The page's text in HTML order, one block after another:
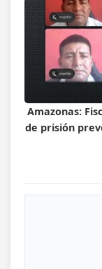
Amazonas:
de prisión